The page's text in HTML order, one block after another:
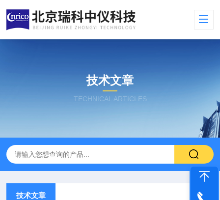
技术文章
TECHNICAL ARTICLES
技术文章